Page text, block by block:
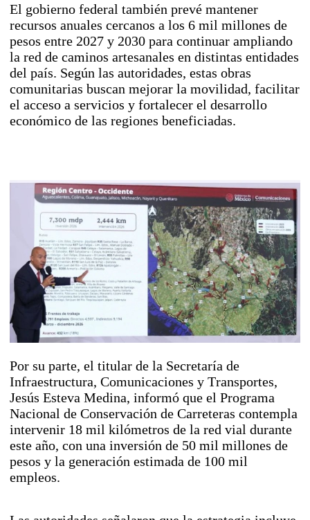
El gobierno federal también prevé mantener
recursos anuales cercanos a los 6 mil millones de
pesos entre 2027 y 2030 para continuar ampliando
la red de caminos artesanales en distintas entidades
del país. Según las autoridades, estas obras
comunitarias buscan mejorar la movilidad, facilitar
el acceso a servicios y fortalecer el desarrollo
económico de las regiones beneficiadas.
Por su parte, el titular de la Secretaría de
Infraestructura, Comunicaciones y Transportes,
Jesús Esteva Medina, informó que el Programa
Nacional de Conservación de Carreteras contempla
intervenir 18 mil kilómetros de la red vial durante
este año, con una inversión de 50 mil millones de
pesos y la generación estimada de 100 mil
empleos.